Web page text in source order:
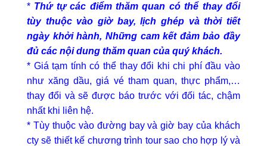
* Thứ tự các điểm thăm quan có thể thay đổi
tùy thuộc vào giờ bay, lịch ghép và thời tiết
ngày khởi hành, Những cam kết đảm bảo đầy
đủ các nội dung thăm quan của quý khách.
* Giá tạm tính có thể thay đổi khi chi phí đầu vào
như xăng dầu, giá vé tham quan, thực phẩm,…
thay đổi và sẽ được báo trước với đối tác, chậm
nhất khi liên hệ.
* Tùy thuộc vào đường bay và giờ bay của khách
cty sẽ thiết kế chương trình tour sao cho hợp lý và